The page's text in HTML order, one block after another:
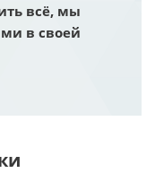
всё, мы
в своей